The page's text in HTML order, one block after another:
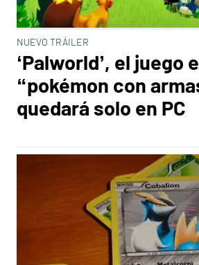
NUEVO TRÁILER
‘Palworld’, el juego
“pokémon con
quedará solo en PC